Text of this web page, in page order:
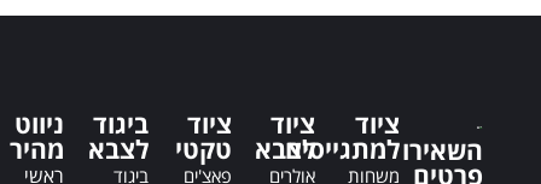
t
i
v
t
i
השאירו
פרטים
ציוד
למתגייסים
משחות
ציוד
לצבא
אולרים
ציוד
טקטי
פאצ'ים
ביגוד
לצבא
ביגוד
ניווט
מהיר
ראשי